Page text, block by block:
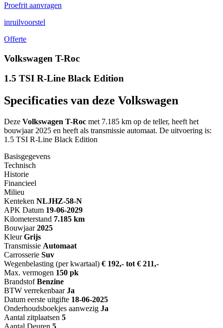
Proefrit aanvragen
inruilvoorstel
Offerte
Volkswagen T-Roc
1.5 TSI R-Line Black Edition
Specificaties van deze Volkswagen
Deze Volkswagen T-Roc met 7.185 km op de teller, heeft het
bouwjaar 2025 en heeft als transmissie automaat. De uitvoering is:
1.5 TSI R-Line Black Edition
Basisgegevens
Technisch
Historie
Financieel
Milieu
Kenteken NLJHZ-58-N
APK Datum 19-06-2029
Kilometerstand 7.185 km
Bouwjaar 2025
Kleur Grijs
Transmissie Automaat
Carrosserie Suv
Wegenbelasting (per kwartaal) € 192,- tot € 211,-
Max. vermogen 150 pk
Brandstof Benzine
BTW verrekenbaar Ja
Datum eerste uitgifte 18-06-2025
Onderhoudsboekjes aanwezig Ja
Aantal zitplaatsen 5